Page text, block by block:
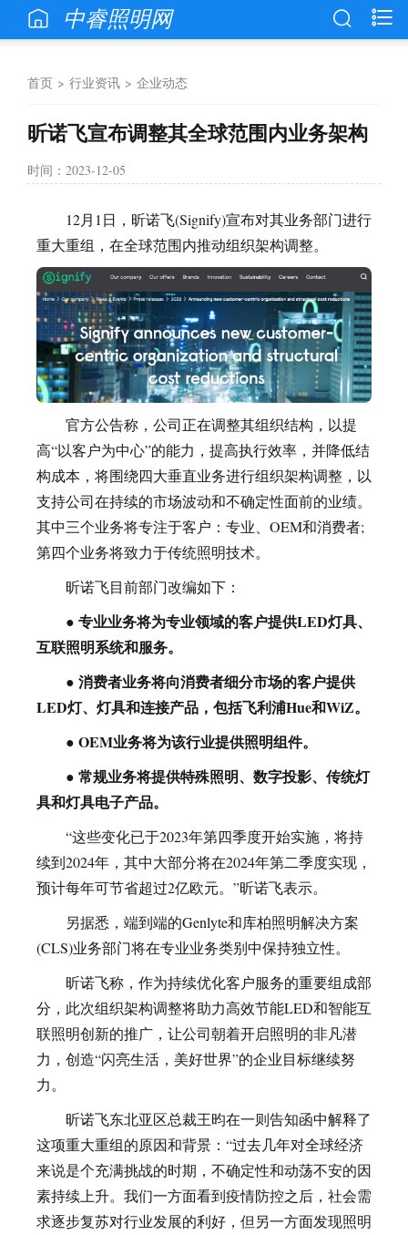
中睿照明网
首页 > 行业资讯 > 企业动态
昕诺飞宣布调整其全球范围内业务架构
时间：2023-12-05
12月1日，昕诺飞(Signify)宣布对其业务部门进行
重大重组，在全球范围内推动组织架构调整。
官方公告称，公司正在调整其组织结构，以提
高“以客户为中心”的能力，提高执行效率，并降低结
构成本，将围绕四大垂直业务进行组织架构调整，以
支持公司在持续的市场波动和不确定性面前的业绩。
其中三个业务将专注于客户：专业、OEM和消费者;
第四个业务将致力于传统照明技术。
昕诺飞目前部门改编如下：
● 专业业务将为专业领域的客户提供LED灯具、
互联照明系统和服务。
● 消费者业务将向消费者细分市场的客户提供
LED灯、灯具和连接产品，包括飞利浦Hue和WiZ。
● OEM业务将为该行业提供照明组件。
● 常规业务将提供特殊照明、数字投影、传统灯
具和灯具电子产品。
“这些变化已于2023年第四季度开始实施，将持
续到2024年，其中大部分将在2024年第二季度实现，
预计每年可节省超过2亿欧元。”昕诺飞表示。
另据悉，端到端的Genlyte和库柏照明解决方案
(CLS)业务部门将在专业业务类别中保持独立性。
昕诺飞称，作为持续优化客户服务的重要组成部
分，此次组织架构调整将助力高效节能LED和智能互
联照明创新的推广，让公司朝着开启照明的非凡潜
力，创造“闪亮生活，美好世界”的企业目标继续努
力。
昕诺飞东北亚区总裁王昀在一则告知函中解释了
这项重大重组的原因和背景：“过去几年对全球经济
来说是个充满挑战的时期，不确定性和动荡不安的因
素持续上升。我们一方面看到疫情防控之后，社会需
求逐步复苏对行业发展的利好，但另一方面发现照明